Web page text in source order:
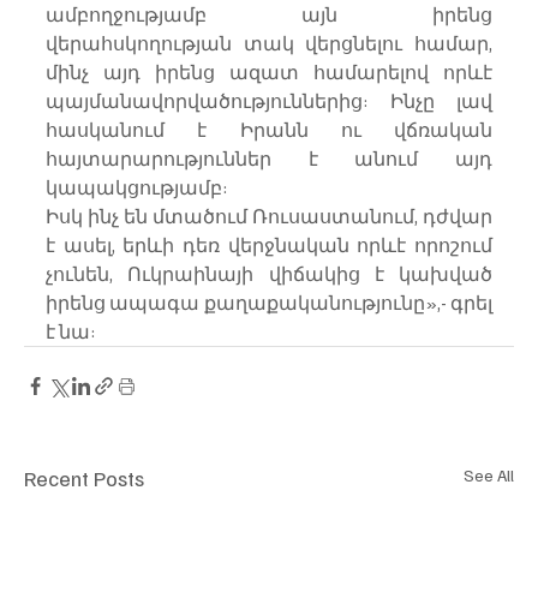
ամբողջությամբ այն իրենց
վերահսկողության տակ վերցնելու համար,
մինչ այդ իրենց ազատ համարելով որևէ
պայմանավորվածություններից: Ինչը լավ
հասկանում է Իրանն ու վճռական
հայտարարություններ է անում այդ
կապակցությամբ:
Իսկ ինչ են մտածում Ռուսաստանում, դժվար
է ասել, երևի դեռ վերջնական որևէ որոշում
չունեն, Ուկրաինայի վիճակից է կախված
իրենց ապագա քաղաքականությունը»,- գրել
է նա:
Recent Posts See All